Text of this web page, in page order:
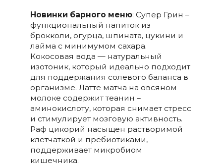
Новинки барного меню: Супер Грин –
функциональный напиток из
брокколи, огурца, шпината, цукини и
лайма с минимумом сахара.
Кокосовая вода — натуральный
изотоник, который идеально подходит
для поддержания солевого баланса в
организме. Латте матча на овсяном
молоке содержит теанин –
аминокислоту, которая снимает стресс
и стимулирует мозговую активность.
Раф цикорий насыщен растворимой
клетчаткой и пребиотиками,
поддерживает микробиом
кишечника.